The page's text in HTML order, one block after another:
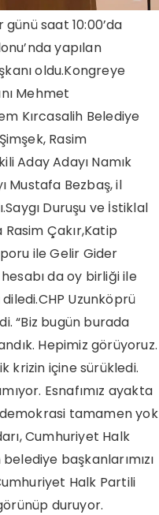
saat 10:00’da
yapılan
oldu.Kongreye
Mehmet
Kırcasalih Belediye
Rasim
Aday Adayı Namık
Mustafa Bezbaş, il
Duruşu ve İstiklal
Rasim Çakır,Katip
ile Gelir Gider
da oy birliği ile
Uzunköprü
“Biz bugün burada
Hepimiz görüyoruz.
krizin içine sürükledi.
Esnafımız ayakta
tamamen yok
Cumhuriyet Halk
başkanlarımızı
Halk Partili
duruyor.